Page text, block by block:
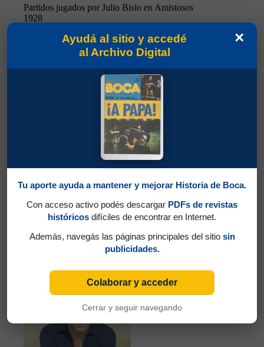
Partidos jugados por Julio Bisio en Amistosos
1928
Tarasconi, Domingo Alberto
Partidos jugados por Domingo Alberto
Tarasconi en Amistosos 1928
Cherro, Roberto Eugenio
×
Ayudá al sitio y accedé
al Archivo Digital
Tu aporte ayuda a mantener y mejorar Historia de Boca.
Con acceso activo podés descargar PDFs de revistas
históricos difíciles de encontrar en Internet.
Además, navegás las páginas principales del sitio sin
publicidades.
Colaborar y acceder
Cerrar y seguir navegando